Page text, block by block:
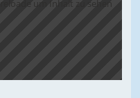
um Inhalt zu sehen